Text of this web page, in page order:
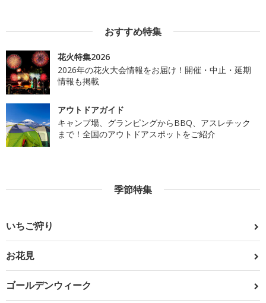
おすすめ特集
花火特集2026
2026年の花火大会情報をお届け！開催・中止・延期
情報も掲載
アウトドアガイド
キャンプ場、グランピングからBBQ、アスレチック
まで！全国のアウトドアスポットをご紹介
季節特集
いちご狩り
お花見
ゴールデンウィーク